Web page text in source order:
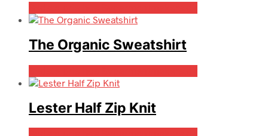
The Organic Sweatshirt
Lester Half Zip Knit